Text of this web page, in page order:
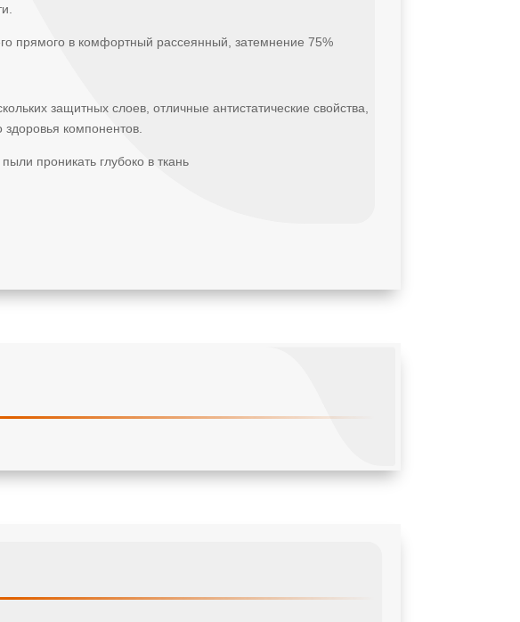
прямого в комфортный рассеянный, затемнение 75%
защитных слоев, отличные антистатические свойства,
компонентов.
проникать глубоко в ткань